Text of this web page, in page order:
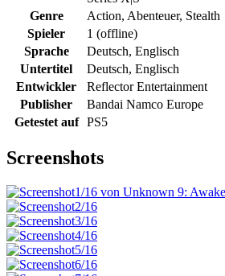
Genre
Action, Abenteuer, Stealth
Spieler
1 (offline)
Sprache
Deutsch, Englisch
Untertitel
Deutsch, Englisch
Entwickler
Reflector Entertainment
Publisher
Bandai Namco Europe
Getestet auf
PS5
Screenshots